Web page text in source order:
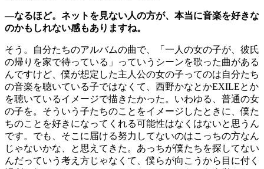
―なるほど。ネットを見ない人の方が、本当に音楽を好きな
のかもしれない感もありますね。
そう。自分たちのアルバムの曲で、「一人の女の子が、彼氏
の帰りを家で待っている」っていうシーンを歌った曲がある
んですけど、僕が想定した主人公の女の子ってのは自分たち
の音楽を聴いている子ではなくて、西野かなとかEXILEとか
を聴いているイメージで描きたかった。いわゆる、普通の女
の子を。そういう子たちのことをイメージしたときに、僕た
ちのことを好きになってくれる可能性はなくはないと思うん
です。でも、そこに届ける努力してないのはこっちの方なん
じゃないかな、と思えてきた。あっちが僕たちを探してない
んだっていう考え方じゃなくて、僕らが向こうから目に付く